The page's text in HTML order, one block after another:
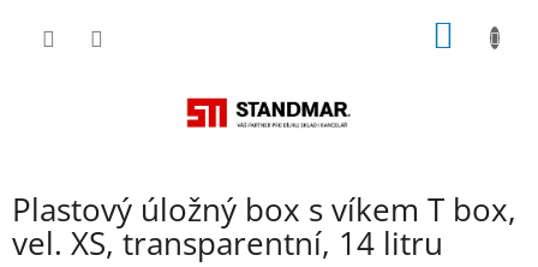
Plastový úložný box s víkem T box,
vel. XS, transparentní, 14 litru